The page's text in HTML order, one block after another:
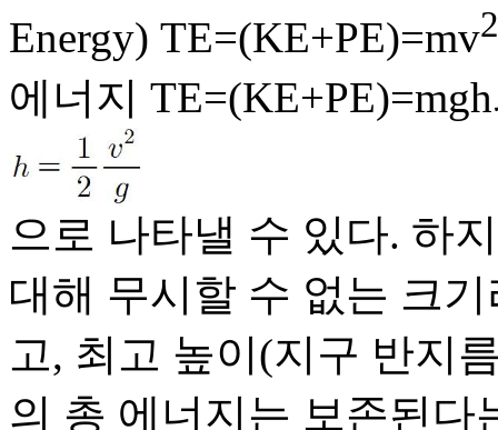
Energy) TE=(KE+PE)=mv2
에너지
으로 나타낼 수 있다. 하
대해 무시할 수 없는 크
고, 최고 높이(지구 반지
의 총 에너지는 보존된다